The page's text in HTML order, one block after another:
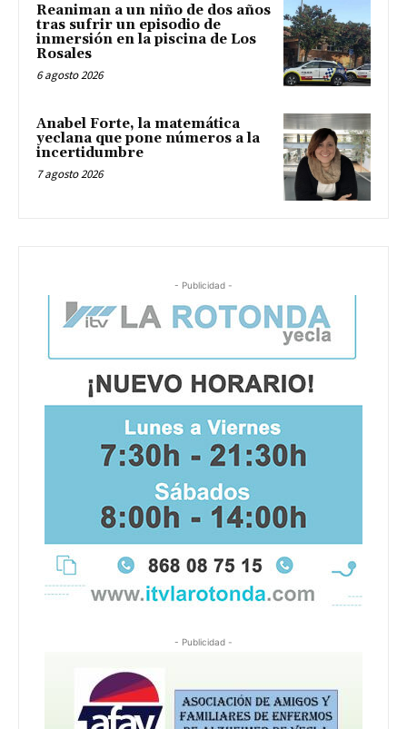
Reaniman a un niño de dos años
tras sufrir un episodio de
inmersión en la piscina de Los
Rosales
6 agosto 2026
Anabel Forte, la matemática
yeclana que pone números a la
incertidumbre
7 agosto 2026
- Publicidad -
- Publicidad -